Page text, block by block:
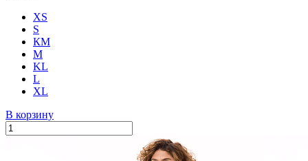
XS
S
КМ
M
KL
L
XL
В корзину